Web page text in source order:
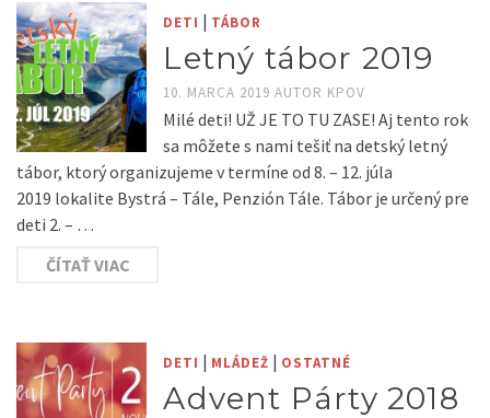
DETI | TÁBOR
Letný tábor 2019
10. MARCA 2019AUTOR KPOV
Milé deti! UŽ JE TO TU ZASE! Aj tento rok
sa môžete s nami tešiť na detský letný
tábor, ktorý organizujeme v termíne od 8. – 12. júla
2019 lokalite Bystrá – Tále, Penzión Tále. Tábor je určený pre
deti 2. – …
ČÍTAŤ VIAC
DETI | MLÁDEŽ | OSTATNÉ
Advent Párty 2018